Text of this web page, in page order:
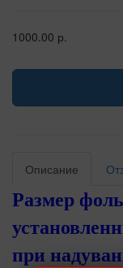
1000.00 р.
Описание
Размер
при